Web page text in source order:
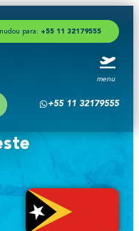
para: + 55 1 1 321 79555
menu
+55 11 32179555